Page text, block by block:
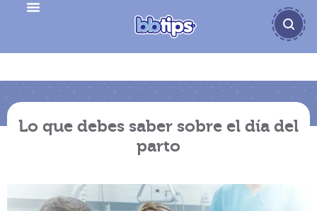
Lo que debes saber sobre el día del
parto